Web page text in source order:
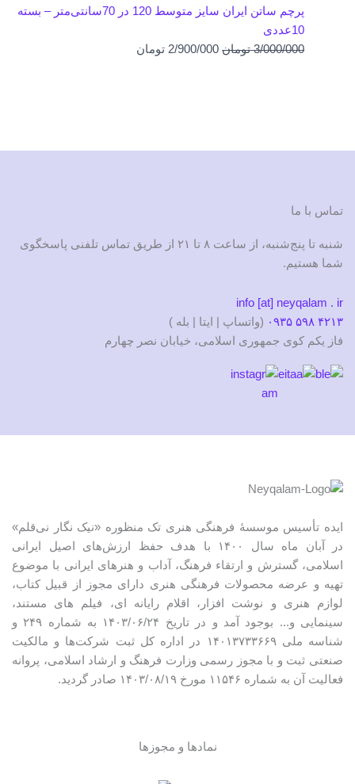
پرچم ساتن ایران سایز متوسط 120 در 70سانتی‌متر – بسته
10عددی
3/000/000 تومان قیمت
2/900/000 تومانقیمت
تماس با ما
شنبه تا پنج‌شنبه، از ساعت ۸ تا ۲۱ از طریق تماس تلفنی پاسخگوی
شما هستیم.
info [at] neyqalam . ir
۴۲۱۳ ۵۹۸ ۰۹۳۵
(واتساپ | ایتا | بله )
فاز یکم کوی جمهوری اسلامی، خیابان نصر چهارم
ایده تأسیس موسسهٔ فرهنگی هنری تک منظوره «نیک نگار نی‌قلم»
در آبان ماه سال ۱۴۰۰ با هدف حفظ ارزش‌های اصیل ایرانی
اسلامی، گسترش و ارتقاء فرهنگ، آداب و هنرهای ایرانی با موضوع
تهیه و عرضه محصولات فرهنگی هنری دارای مجوز از قبیل کتاب،
لوازم هنری و نوشت افزار، اقلام رایانه ای، فیلم های مستند،
سینمایی و... بوجود آمد و در تاریخ ۱۴۰۳/۰۶/۲۴ به شماره ۲۴۹ و
شناسه ملی ۱۴۰۱۳۷۳۳۶۶۹ در اداره کل ثبت شرکت‌ها و مالکیت
صنعتی ثبت و با مجوز رسمی وزارت فرهنگ و ارشاد اسلامی، پروانه
فعالیت آن به شماره ۱۱۵۴۶ مورخ ۱۴۰۳/۰۸/۱۹ صادر گردید.
نمادها و مجوزها